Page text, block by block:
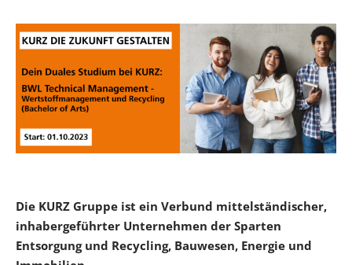
Die KURZ Gruppe ist ein Verbund mittelständischer,
inhabergeführter Unternehmen der Sparten
Entsorgung und Recycling, Bauwesen, Energie und